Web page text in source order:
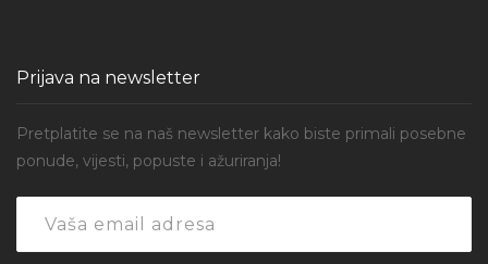
Prijava na newsletter
Pretplatite se na naš newsletter kako biste primali posebne
ponude, vijesti, popuste i ažuriranja!